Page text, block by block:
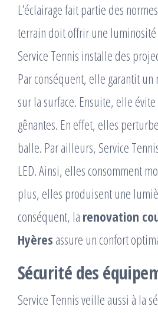
L’éclairage fait partie des
terrain doit offrir une
Service Tennis installe des
Par conséquent, elle garantit
sur la surface. Ensuite, elle évite
gênantes. En effet, elles
balle. Par ailleurs, Service
LED. Ainsi, elles consomment
plus, elles produisent une
conséquent, la renovation
Hyères assure un confort
Sécurité des
Service Tennis veille aussi à la